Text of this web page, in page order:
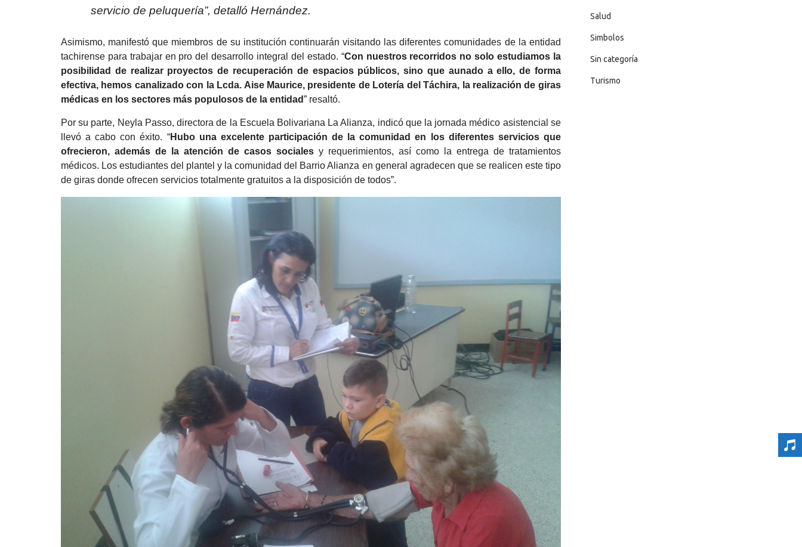
servicio de peluquería”, detalló Hernández.
Asimismo, manifestó que miembros de su institución continuarán visitando las diferentes comunidades de la entidad
tachirense para trabajar en pro del desarrollo integral del estado. “Con nuestros recorridos no solo estudiamos la
posibilidad de realizar proyectos de recuperación de espacios públicos, sino que aunado a ello, de forma
efectiva, hemos canalizado con la Lcda. Aise Maurice, presidente de Lotería del Táchira, la realización de giras
médicas en los sectores más populosos de la entidad” resaltó.
Por su parte, Neyla Passo, directora de la Escuela Bolivariana La Alianza, indicó que la jornada médico asistencial se
llevó a cabo con éxito. “Hubo una excelente participación de la comunidad en los diferentes servicios que
ofrecieron, además de la atención de casos socialesy requerimientos, así como la entrega de tratamientos
médicos. Los estudiantes del plantel y la comunidad del Barrio Alianza en general agradecen que se realicen este tipo
de giras donde ofrecen servicios totalmente gratuitos a la disposición de todos”.
Salud
Simbolos
Sin categoría
Turismo